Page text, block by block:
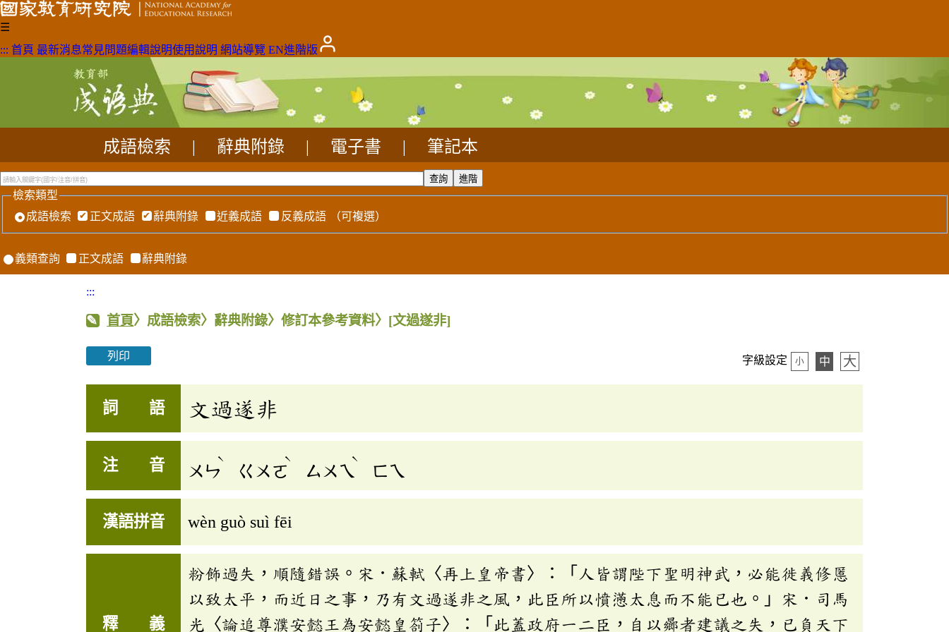
☰
::: 首頁 最新消息常見問題編輯說明使用說明 網站導覽 EN進階版
成語檢索 辭典附錄 電子書 筆記本
檢索類型
成語檢索
正文成語 辭典附錄 近義成語 反義成語 （可複選）
義類查詢 正文成語 辭典附錄
:::
首頁〉成語檢索〉辭典附錄〉修訂本參考資料〉 [文過遂非]
列印 字級設定 小 中 大
詞 語 文過遂非
注 音 ㄨㄣ
ˋ
ㄍㄨㄛ
ˋ
ㄙㄨㄟ
ˋ
ㄈㄟ
漢語拼音 wèn guò suì fēi
釋 義
粉飾過失，順隨錯誤。宋．蘇軾〈再上皇帝書〉：「人皆謂陛下聖明神武，必能徙義修慝
以致太平，而近日之事，乃有文過遂非之風，此臣所以憤懣太息而不能已也。」宋．司馬
光〈論追尊濮安懿王為安懿皇劄子〉：「此蓋政府一二臣，自以曏者建議之失，已負天下